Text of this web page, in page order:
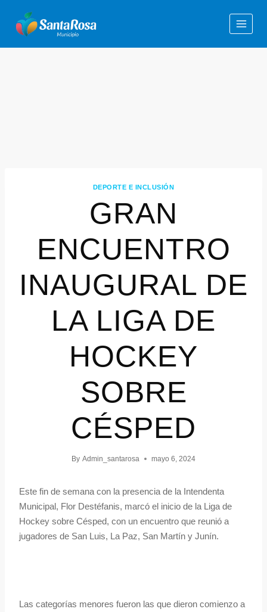
DEPORTE E INCLUSIÓN
GRAN
ENCUENTRO
INAUGURAL DE
LA LIGA DE
HOCKEY
SOBRE
CÉSPED
By Admin_santarosa mayo 6, 2024
Este fin de semana con la presencia de la Intendenta
Municipal, Flor Destéfanis, marcó el inicio de la Liga de
Hockey sobre Césped, con un encuentro que reunió a
jugadores de San Luis, La Paz, San Martín y Junín.
Las categorías menores fueron las que dieron comienzo a